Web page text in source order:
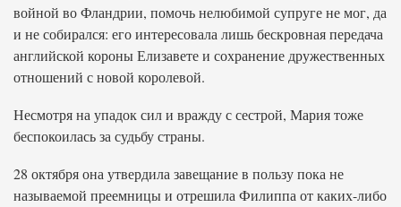
войной во Фландрии, помочь нелюбимой супруге не мог, да
и не собирался: его интересовала лишь бескровная передача
английской короны Елизавете и сохранение дружественных
отношений с новой королевой.
Несмотря на упадок сил и вражду с сестрой, Мария тоже
беспокоилась за судьбу страны.
28 октября она утвердила завещание в пользу пока не
называемой преемницы и отрешила Филиппа от каких-либо